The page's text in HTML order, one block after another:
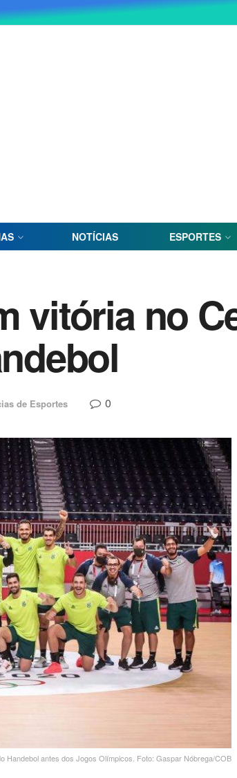
NOTÍCIAS ESPORTES
vitória no
de Esportes 0
Handebol antes dos Jogos Olímpicos. Foto: Gaspar Nóbrega/COB